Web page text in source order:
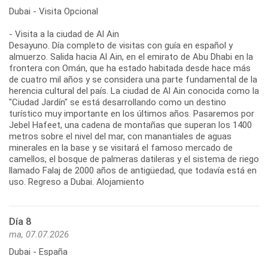
Dubai - Visita Opcional
- Visita a la ciudad de Al Ain
Desayuno. Día completo de visitas con guía en español y
almuerzo. Salida hacia Al Ain, en el emirato de Abu Dhabi en la
frontera con Omán, que ha estado habitada desde hace más
de cuatro mil años y se considera una parte fundamental de la
herencia cultural del país. La ciudad de Al Ain conocida como la
"Ciudad Jardín" se está desarrollando como un destino
turístico muy importante en los últimos años. Pasaremos por
Jebel Hafeet, una cadena de montañas que superan los 1400
metros sobre el nivel del mar, con manantiales de aguas
minerales en la base y se visitará el famoso mercado de
camellos, el bosque de palmeras datileras y el sistema de riego
llamado Falaj de 2000 años de antigüedad, que todavía está en
uso. Regreso a Dubai. Alojamiento
Día 8
ma, 07.07.2026
Dubai - España